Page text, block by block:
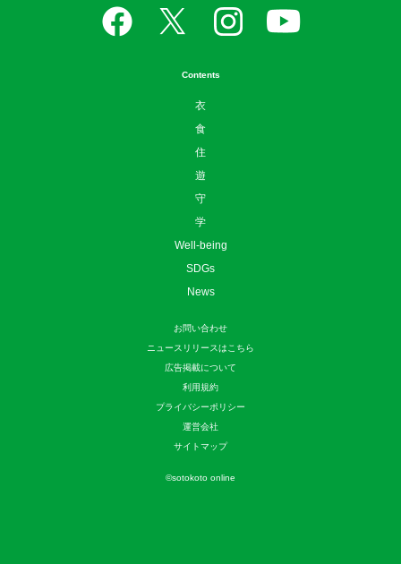
Contents
衣
食
住
遊
守
学
Well-being
SDGs
News
お問い合わせ
ニュースリリースはこちら
広告掲載について
利用規約
プライバシーポリシー
運営会社
サイトマップ
©sotokoto online